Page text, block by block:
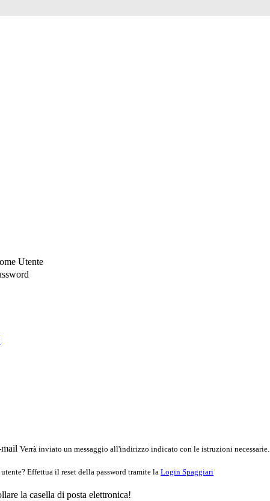
Utente
Verrà inviato un messaggio all'indirizzo indicato con le istruzioni necessarie.
Effettua il reset della password tramite la Login Spaggiari
la casella di posta elettronica!